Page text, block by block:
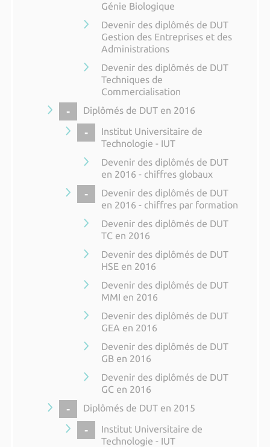
Génie Biologique
Devenir des diplômés de DUT
Gestion des Entreprises et des
Administrations
Devenir des diplômés de DUT
Techniques de
Commercialisation
COLLAPSE
Diplômés de DUT en 2016
COLLAPSE
Institut Universitaire de
Technologie - IUT
Devenir des diplômés de DUT
en 2016 - chiffres globaux
COLLAPSE
Devenir des diplômés de DUT
en 2016 - chiffres par formation
Devenir des diplômés de DUT
TC en 2016
Devenir des diplômés de DUT
HSE en 2016
Devenir des diplômés de DUT
MMI en 2016
Devenir des diplômés de DUT
GEA en 2016
Devenir des diplômés de DUT
GB en 2016
Devenir des diplômés de DUT
GC en 2016
COLLAPSE
Diplômés de DUT en 2015
COLLAPSE
Institut Universitaire de
Technologie - IUT